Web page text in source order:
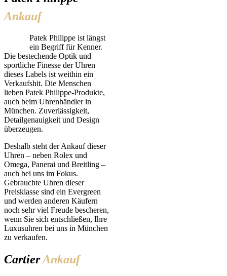
Ankauf
Patek Philippe ist längst
ein Begriff für Kenner.
Die bestechende Optik und
sportliche Finesse der Uhren
dieses Labels ist weithin ein
Verkaufshit. Die Menschen
lieben Patek Philippe-Produkte,
auch beim Uhrenhändler in
München. Zuverlässigkeit,
Detailgenauigkeit und Design
überzeugen.
Deshalb steht der Ankauf dieser
Uhren – neben Rolex und
Omega, Panerai und Breitling –
auch bei uns im Fokus.
Gebrauchte Uhren dieser
Preisklasse sind ein Evergreen
und werden anderen Käufern
noch sehr viel Freude bescheren,
wenn Sie sich entschließen, Ihre
Luxusuhren bei uns in München
zu verkaufen.
CartierAnkauf